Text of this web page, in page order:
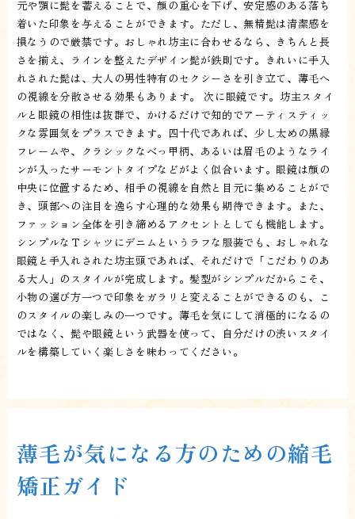
元や顎に髭を蓄えることで、顔の重心を下げ、安定感のある落ち
着いた印象を与えることができます。ただし、無精髭は清潔感を
損なうので厳禁です。おしゃれ坊主に合わせるなら、きちんと長
さを揃え、ラインを整えたデザイン髭が鉄則です。きれいに手入
れされた髭は、大人の男性特有のセクシーさを引き立て、薄毛へ
の視線を分散させる効果もあります。 次に眼鏡です。坊主スタイ
ルと眼鏡の相性は抜群で、かけるだけで知的でアーティスティッ
クな雰囲気をプラスできます。四十代であれば、少し太めの黒縁
フレームや、クラシックなべっ甲柄、あるいは眉毛のようなライ
ンが入ったサーモントタイプなどがよく似合います。眼鏡は顔の
中央に位置するため、相手の視線を自然と目元に集めることがで
き、頭部への注目を逸らす心理的な効果も期待できます。また、
ファッション全体を引き締めるアクセントとしても機能します。
シンプルなＴシャツにデニムというラフな服装でも、おしゃれな
眼鏡と手入れされた坊主頭であれば、それだけで「こだわりのあ
る大人」のスタイルが完成します。髪型がシンプルだからこそ、
小物の選び方一つで印象をガラリと変えることができるのも、こ
のスタイルの楽しみの一つです。薄毛を気にして消極的になるの
ではなく、髭や眼鏡という武器を使って、自分だけの渋いスタイ
ルを構築していく楽しさを味わってください。
薄毛が気になる方のための縮毛
矯正ガイド